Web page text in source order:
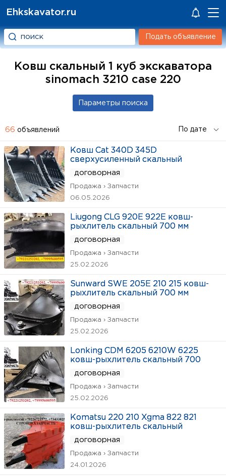
Ehkskavator.ru
Подать объявление
Ковш скальный 1 куб экскаватора
sinomach 3210 case 220
66 объявлений
Ковш Cat 340D 345D
сверхусиленный скальный
договорная
Продажа › Запчасти
06.05.2026
Liugong CLG 920E 922E ковш-
рыхлитель скальный 700 мм
договорная
Продажа › Запчасти
25.02.2026
Sunward SWE 205E 210 215 ковш-
рыхлитель скальный 700 мм
договорная
Продажа › Запчасти
25.02.2026
Lonking CDM 6205 6210W 6225
ковш-рыхлитель скальный 700
договорная
Продажа › Запчасти
25.02.2026
Komatsu 220 210 Xgma 822 821
ковш-рыхлитель скальный
договорная
Продажа › Запчасти
24.01.2026